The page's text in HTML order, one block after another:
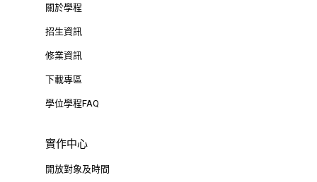
關於學程
招生資訊
修業資訊
下載專區
學位學程FAQ
實作中心
開放對象及時間